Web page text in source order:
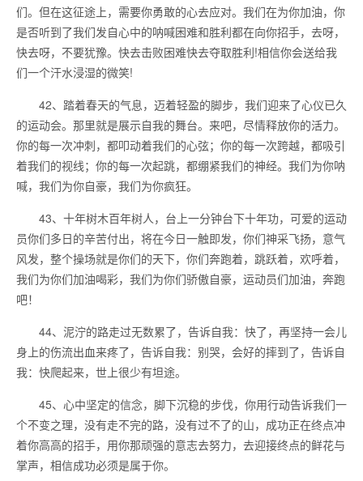
们。但在这征途上，需要你勇敢的心去应对。我们在为你加油，你
是否听到了我们发自心中的呐喊困难和胜利都在向你招手，去呀，
快去呀，不要犹豫。快去击败困难快去夺取胜利!相信你会送给我
们一个汗水浸湿的微笑!
42、踏着春天的气息，迈着轻盈的脚步，我们迎来了心仪已久
的运动会。那里就是展示自我的舞台。来吧，尽情释放你的活力。
你的每一次冲刺，都叩动着我们的心弦；你的每一次跨越，都吸引
着我们的视线；你的每一次起跳，都绷紧我们的神经。我们为你呐
喊，我们为你自豪，我们为你疯狂。
43、十年树木百年树人，台上一分钟台下十年功，可爱的运动
员你们多日的辛苦付出，将在今日一触即发，你们神采飞扬，意气
风发，整个操场就是你们的天下，你们奔跑着，跳跃着，欢呼着，
我们为你们加油喝彩，我们为你们骄傲自豪，运动员们加油，奔跑
吧！
44、泥泞的路走过无数累了，告诉自我：快了，再坚持一会儿
身上的伤流出血来疼了，告诉自我：别哭，会好的摔到了，告诉自
我：快爬起来，世上很少有坦途。
45、心中坚定的信念，脚下沉稳的步伐，你用行动告诉我们一
个不变之理，没有走不完的路，没有过不了的山，成功正在终点冲
着你高高的招手，用你那顽强的意志去努力，去迎接终点的鲜花与
掌声，相信成功必须是属于你。